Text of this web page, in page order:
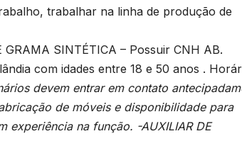
trabalhar na linha de produção de
GRAMA SINTÉTICA – Possuir CNH AB.
com idades entre 18 e 50 anos .
devem entrar em contato
de móveis e disponibilidade para
experiência na função. -AUXILIAR DE